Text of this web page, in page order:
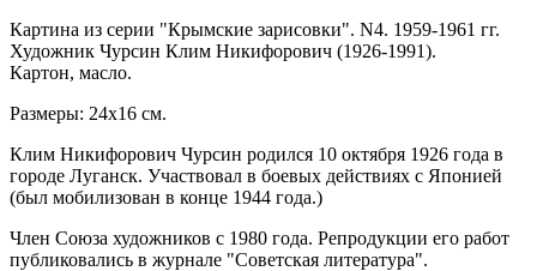
Картина из серии "Крымские зарисовки". N4. 1959-1961 гг.
Художник Чурсин Клим Никифорович (1926-1991).
Картон, масло.
Размеры: 24x16 см.
Клим Никифорович Чурсин родился 10 октября 1926 года в
городе Луганск. Участвовал в боевых действиях с Японией
(был мобилизован в конце 1944 года.)
Член Союза художников с 1980 года. Репродукции его работ
публиковались в журнале "Советская литература".